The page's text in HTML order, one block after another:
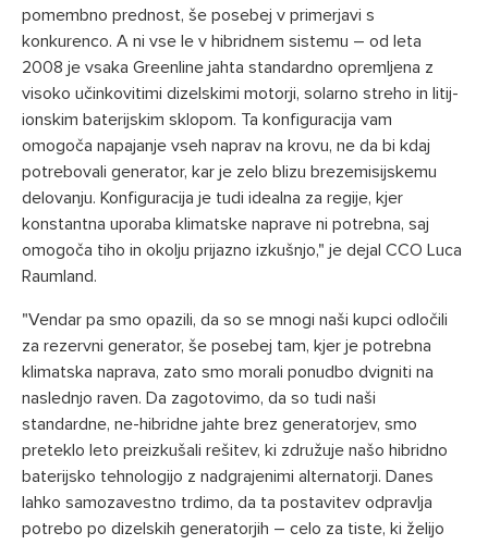
pomembno prednost, še posebej v primerjavi s
konkurenco. A ni vse le v hibridnem sistemu – od leta
2008 je vsaka Greenline jahta standardno opremljena z
visoko učinkovitimi dizelskimi motorji, solarno streho in litij-
ionskim baterijskim sklopom. Ta konfiguracija vam
omogoča napajanje vseh naprav na krovu, ne da bi kdaj
potrebovali generator, kar je zelo blizu brezemisijskemu
delovanju. Konfiguracija je tudi idealna za regije, kjer
konstantna uporaba klimatske naprave ni potrebna, saj
omogoča tiho in okolju prijazno izkušnjo," je dejal CCO Luca
Raumland.
"Vendar pa smo opazili, da so se mnogi naši kupci odločili
za rezervni generator, še posebej tam, kjer je potrebna
klimatska naprava, zato smo morali ponudbo dvigniti na
naslednjo raven. Da zagotovimo, da so tudi naši
standardne, ne-hibridne jahte brez generatorjev, smo
preteklo leto preizkušali rešitev, ki združuje našo hibridno
baterijsko tehnologijo z nadgrajenimi alternatorji. Danes
lahko samozavestno trdimo, da ta postavitev odpravlja
potrebo po dizelskih generatorjih – celo za tiste, ki želijo